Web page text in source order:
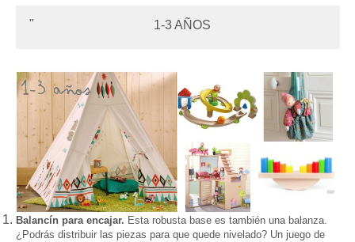
1-3 AÑOS
Balancín para encajar. Esta robusta base es también una balanza.
¿Podrás distribuir las piezas para que quede nivelado? Un juego de